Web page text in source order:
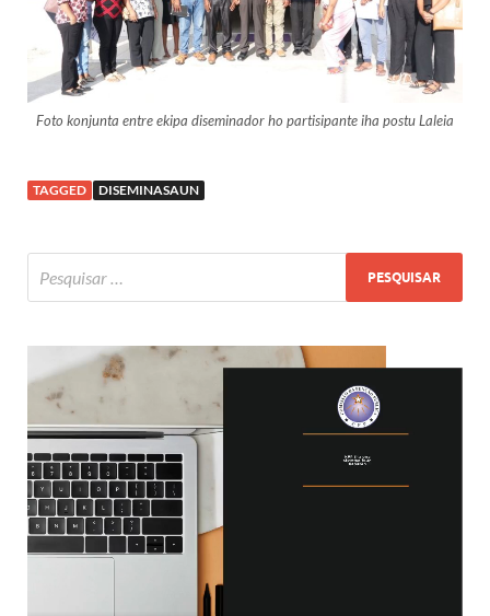
Foto konjunta entre ekipa diseminador ho partisipante iha postu Laleia
TAGGED DISEMINASAUN